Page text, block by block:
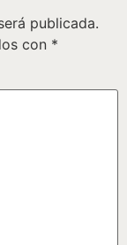
publicada.
con *